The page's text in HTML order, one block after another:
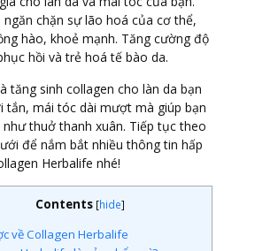
ngăn chặn sự lão hoá của cơ thể,
hào, khoẻ mạnh. Tăng cường độ
hồi và trẻ hoá tế bào da.
tăng sinh collagen cho làn da bạn
tắn, mái tóc dài mượt mà giúp bạn
như thuở thanh xuân. Tiếp tục theo
để nắm bắt nhiều thông tin hấp
Herbalife nhé!
Contents [hide]
về Collagen Herbalife